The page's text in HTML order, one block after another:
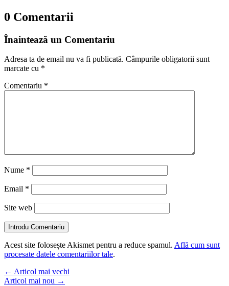
0 Comentarii
Înaintează un Comentariu
Adresa ta de email nu va fi publicată. Câmpurile obligatorii sunt
marcate cu *
Comentariu *
Nume *
Email *
Site web
Introdu Comentariu
Acest site folosește Akismet pentru a reduce spamul. Află cum sunt
procesate datele comentariilor tale.
← Articol mai vechi
Articol mai nou →